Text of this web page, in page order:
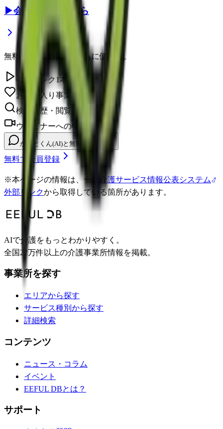
▶会員登録はこちら
無料の会員登録で、さらに便利に。
今日のレク1本無料視聴
お気に入り事業所を保存
検索履歴・閲覧履歴の確認
ウェビナーへの申し込み
かいとくん(AI)と無制限チャット
無料で会員登録
※本ページの情報は、一部
介護サービス情報公表システム
外部リンクから取得している箇所があります。
AIで介護をもっとわかりやすく。
全国22万件以上の介護事業所情報を掲載。
事業所を探す
エリアから探す
サービス種別から探す
詳細検索
コンテンツ
ニュース・コラム
イベント
EEFUL DBとは？
サポート